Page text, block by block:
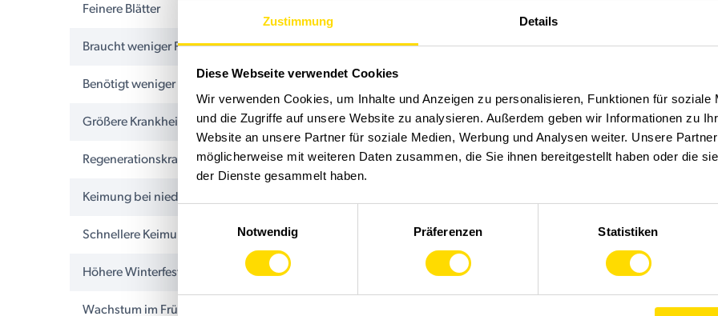
Zustimmung Details
Diese Webseite verwendet Cookies
Wir verwenden Cookies, um Inhalte und Anzeigen zu personalisieren, Funktionen für soziale
und die Zugriffe auf unsere Website zu analysieren. Außerdem geben wir Informationen zu
Website an unsere Partner für soziale Medien, Werbung und Analysen weiter. Unsere
möglicherweise mit weiteren Daten zusammen, die Sie ihnen bereitgestellt haben oder die
der Dienste gesammelt haben.
Notwendig
Präferenzen Statistiken
Feinere Blätter
Braucht weniger Pflege
Benötigt weniger Dünger
Größere Krankheitstoleranz
Regenerationskraft
Keimung bei niedriger Temperatur
Schnellere Keimung
Höhere Winterfestigkeit
Wachstum im Frühjahr